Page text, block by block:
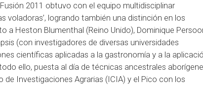
2011 obtuvo con el equipo multidisciplinar
voladoras’, logrando también una distinción en los
Heston Blumenthal (Reino Unido), Dominique
(con investigadores de diversas universidades
científicas aplicadas a la gastronomía y a la
ello, puesta al día de técnicas ancestrales
Investigaciones Agrarias (ICIA) y el Pico con los